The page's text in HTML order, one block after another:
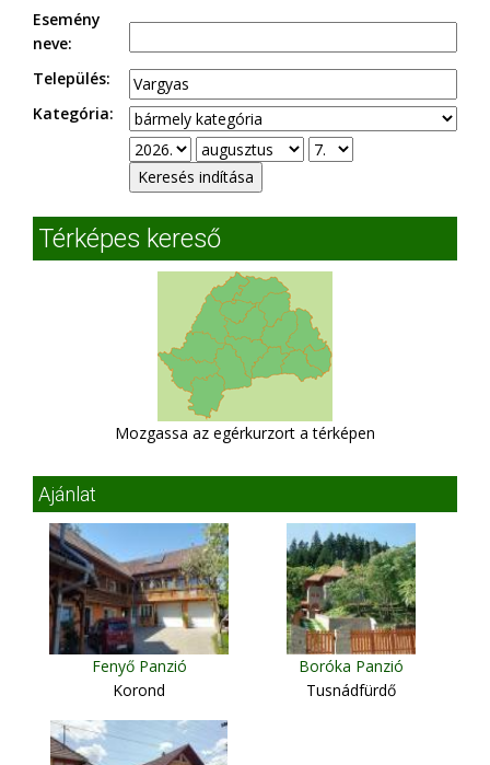
Esemény
neve:
Település:
Kategória:
Térképes kereső
Mozgassa az egérkurzort a térképen
Ajánlat
Fenyő Panzió
Korond
Boróka Panzió
Tusnádfürdő